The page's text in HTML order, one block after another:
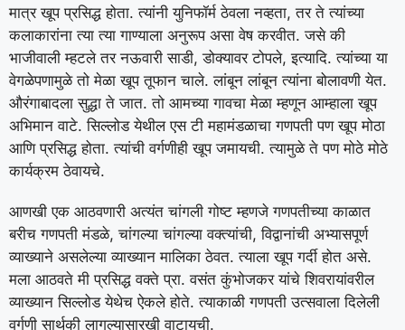
मात्र खूप प्रसिद्ध होता. त्यांनी युनिफॉर्म ठेवला नव्हता, तर ते त्यांच्या
कलाकारांना त्या त्या गाण्याला अनुरूप असा वेष करवीत. जसे की
भाजीवाली म्हटले तर नऊवारी साडी, डोक्यावर टोपले, इत्यादि. त्यांच्या या
वेगळेपणामुळे तो मेळा खूप तूफान चाले. लांबून लांबून त्यांना बोलावणी येत.
औरंगाबादला सुद्धा ते जात. तो आमच्या गावचा मेळा म्हणून आम्हाला खूप
अभिमान वाटे. सिल्लोड येथील एस टी महामंडळाचा गणपती पण खूप मोठा
आणि प्रसिद्ध होता. त्यांची वर्गणीही खूप जमायची. त्यामुळे ते पण मोठे मोठे
कार्यक्रम ठेवायचे.
आणखी एक आठवणारी अत्यंत चांगली गोष्ट म्हणजे गणपतीच्या काळात
बरीच गणपती मंडळे, चांगल्या चांगल्या वक्त्यांची, विद्वानांची अभ्यासपूर्ण
व्याख्याने असलेल्या व्याख्यान मालिका ठेवत. त्याला खूप गर्दी होत असे.
मला आठवते मी प्रसिद्ध वक्ते प्रा. वसंत कुंभोजकर यांचे शिवरायांवरील
व्याख्यान सिल्लोड येथेच ऐकले होते. त्याकाळी गणपती उत्सवाला दिलेली
वर्गणी सार्थकी लागल्यासारखी वाटायची.